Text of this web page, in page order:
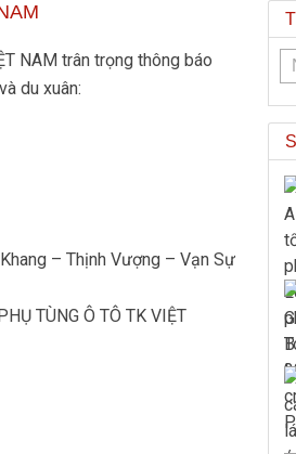
NAM trân trọng thông báo
du xuân:
– Thịnh Vượng – Vạn Sự
TÙNG Ô TÔ TK VIỆT